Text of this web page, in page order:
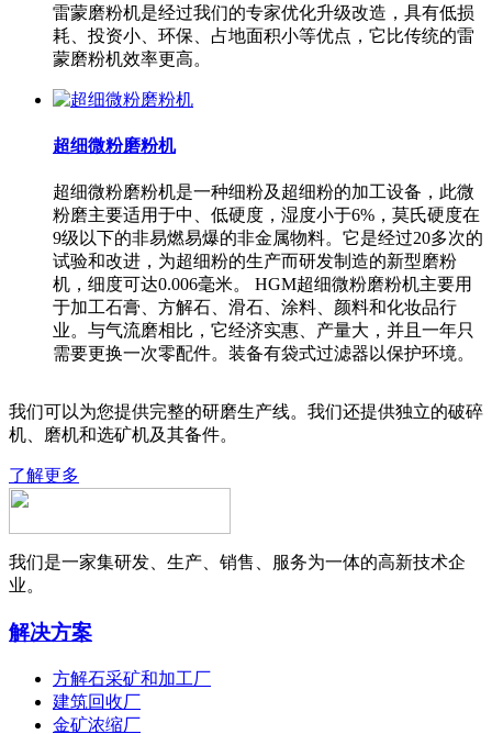
雷蒙磨粉机是经过我们的专家优化升级改造，具有低损
耗、投资小、环保、占地面积小等优点，它比传统的雷
蒙磨粉机效率更高。
超细微粉磨粉机
超细微粉磨粉机是一种细粉及超细粉的加工设备，此微
粉磨主要适用于中、低硬度，湿度小于6%，莫氏硬度在
9级以下的非易燃易爆的非金属物料。它是经过20多次的
试验和改进，为超细粉的生产而研发制造的新型磨粉
机，细度可达0.006毫米。 HGM超细微粉磨粉机主要用
于加工石膏、方解石、滑石、涂料、颜料和化妆品行
业。与气流磨相比，它经济实惠、产量大，并且一年只
需要更换一次零配件。装备有袋式过滤器以保护环境。
我们可以为您提供完整的研磨生产线。我们还提供独立的破碎
机、磨机和选矿机及其备件。
了解更多
我们是一家集研发、生产、销售、服务为一体的高新技术企
业。
解决方案
方解石采矿和加工厂
建筑回收厂
金矿浓缩厂